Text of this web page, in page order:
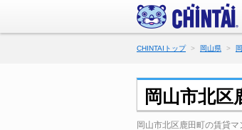
CHINTAIトップ 岡山県
岡山市北
岡山市北区鹿田町の賃貸